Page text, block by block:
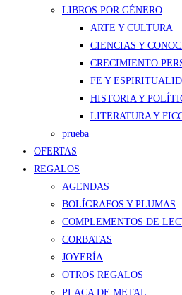
LIBROS POR GÉNERO
ARTE Y CULTURA
CIENCIAS Y
CRECIMIENTO
FE Y
HISTORIA Y
LITERATURA Y
prueba
OFERTAS
REGALOS
AGENDAS
BOLÍGRAFOS Y PLUMAS
COMPLEMENTOS DE
CORBATAS
JOYERÍA
OTROS REGALOS
PLACA DE METAL